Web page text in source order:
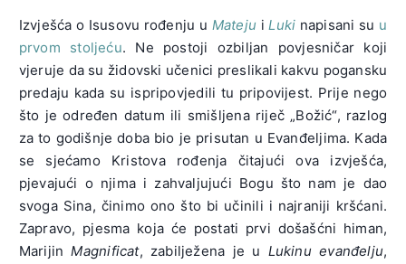
Izvješća o Isusovu rođenju u Mateju iLuki napisani su u
prvom stoljeću. Ne postoji ozbiljan povjesničar koji
vjeruje da su židovski učenici preslikali kakvu pogansku
predaju kada su ispripovjedili tu pripovijest. Prije nego
što je određen datum ili smišljena riječ „Božić“, razlog
za to godišnje doba bio je prisutan u Evanđeljima. Kada
se sjećamo Kristova rođenja čitajući ova izvješća,
pjevajući o njima i zahvaljujući Bogu što nam je dao
svoga Sina, činimo ono što bi učinili i najraniji kršćani.
Zapravo, pjesma koja će postati prvi došašćni himan,
MarijinMagnificat, zabilježena je u Lukinu evanđelju,